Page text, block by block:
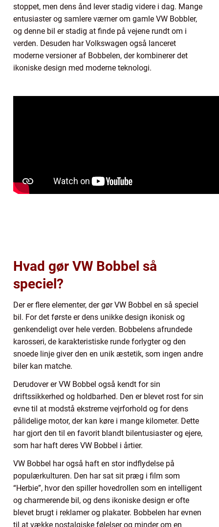
stoppet, men dens ånd lever stadig videre i dag. Mange
entusiaster og samlere værner om gamle VW Bobbler,
og denne bil er stadig at finde på vejene rundt om i
verden. Desuden har Volkswagen også lanceret
moderne versioner af Bobbelen, der kombinerer det
ikoniske design med moderne teknologi.
Hvad gør VW Bobbel så
speciel?
Der er flere elementer, der gør VW Bobbel en så speciel
bil. For det første er dens unikke design ikonisk og
genkendeligt over hele verden. Bobbelens afrundede
karosseri, de karakteristiske runde forlygter og den
snoede linje giver den en unik æstetik, som ingen andre
biler kan matche.
Derudover er VW Bobbel også kendt for sin
driftssikkerhed og holdbarhed. Den er blevet rost for sin
evne til at modstå ekstreme vejrforhold og for dens
pålidelige motor, der kan køre i mange kilometer. Dette
har gjort den til en favorit blandt bilentusiaster og ejere,
som har haft deres VW Bobbel i årtier.
VW Bobbel har også haft en stor indflydelse på
populærkulturen. Den har sat sit præg i film som
“Herbie”, hvor den spiller hovedrollen som en intelligent
og charmerende bil, og dens ikoniske design er ofte
blevet brugt i reklamer og plakater. Bobbelen har evnen
til at vække nostalgiske følelser og minder om en